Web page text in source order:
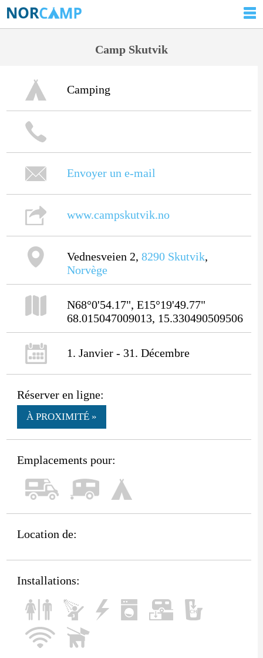
Camp Skutvik
Camping
Envoyer un e-mail
www.campskutvik.no
Vednesveien 2, 8290 Skutvik,
Norvège
N68°0'54.17", E15°19'49.77"
68.015047009013, 15.330490509506
1. Janvier - 31. Décembre
Réserver en ligne:
À PROXIMITÉ »
Emplacements pour:
Location de:
Installations: